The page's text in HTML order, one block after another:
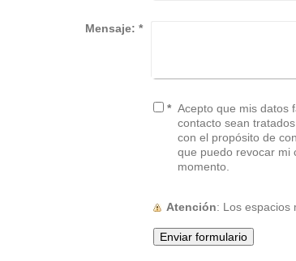
Mensaje: *
* Acepto que mis datos
contacto sean tratados
con el propósito de
que puedo revocar mi
momento.
Atención : Los